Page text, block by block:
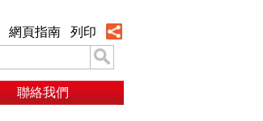
網頁指南 列印
聯絡我們